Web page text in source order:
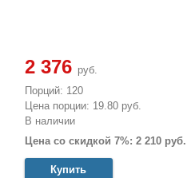
2 376 руб.
Порций: 120
Цена порции: 19.80 руб.
В наличии
Цена со скидкой 7%: 2 210 руб.
Купить